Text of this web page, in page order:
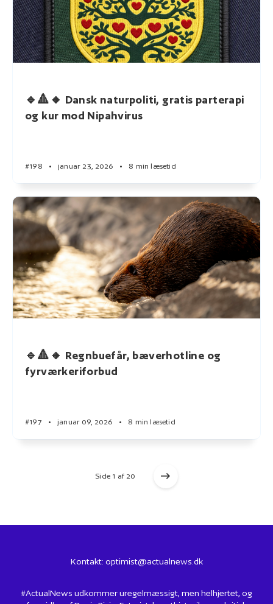
🔹🔺🔸 Dansk naturpoliti, gratis parterapi
og kur mod Nipahvirus
#198 • januar 23, 2026 • 8 min læsetid
🔹🔺🔸 Regnbuefår, bæverhotline og
fyrværkeriforbud
#197 • januar 09, 2026 • 8 min læsetid
Side 1 af 20
Kontakt: optimist@actualnews.dk
#ActualNews udkommer uregelmæssigt, men helhjertet, og